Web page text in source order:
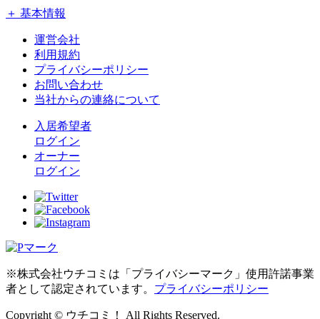
＋ 基本情報
運営会社
利用規約
プライバシーポリシー
お問い合わせ
当社からの連絡について
入居希望者
ログイン
オーナー
ログイン
※株式会社ウチコミは「プライバシーマーク」使用許諾事業
者として認定されています。 プライバシーポリシー
Copyright © ウチコミ！ All Rights Reserved.